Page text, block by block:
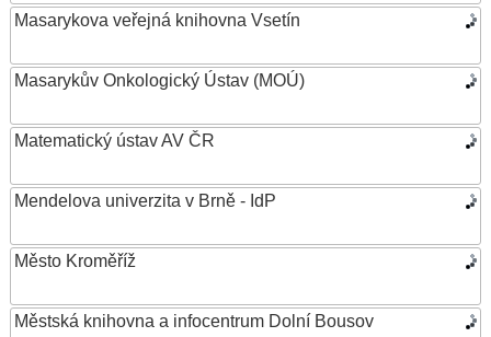
Masarykova veřejná knihovna Vsetín
Masarykův Onkologický Ústav (MOÚ)
Matematický ústav AV ČR
Mendelova univerzita v Brně - IdP
Město Kroměříž
Městská knihovna a infocentrum Dolní Bousov